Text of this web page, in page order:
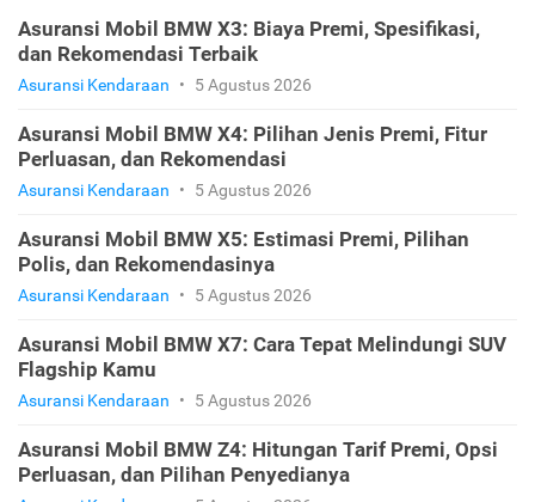
Asuransi Mobil BMW X3: Biaya Premi, Spesifikasi,
dan Rekomendasi Terbaik
Asuransi Kendaraan • 5 Agustus 2026
Asuransi Mobil BMW X4: Pilihan Jenis Premi, Fitur
Perluasan, dan Rekomendasi
Asuransi Kendaraan • 5 Agustus 2026
Asuransi Mobil BMW X5: Estimasi Premi, Pilihan
Polis, dan Rekomendasinya
Asuransi Kendaraan • 5 Agustus 2026
Asuransi Mobil BMW X7: Cara Tepat Melindungi SUV
Flagship Kamu
Asuransi Kendaraan • 5 Agustus 2026
Asuransi Mobil BMW Z4: Hitungan Tarif Premi, Opsi
Perluasan, dan Pilihan Penyedianya